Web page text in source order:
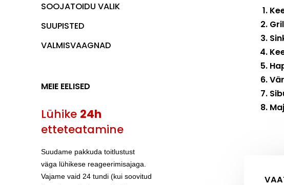
SOOJATOIDU VALIK
SUUPISTED
VALMISVAAGNAD
MEIE EELISED
Lühike 24h
etteteatamine
Suudame pakkuda toitlustust
väga lühikese reageerimisajaga.
Vajame vaid 24 tundi (kui soovitud